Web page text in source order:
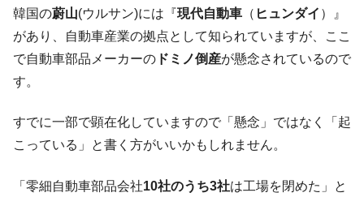
『Money1』
韓国大統領府ボンクラ政策室長が告発され
た ⇒ 国家が行った恐るべき株価操作であり、空前の国政壟
断
動」
『Money1』
中国だけが鉄鋼輸出を異常増加させる ⇒ 中
国の過剰生産が世界を蝕む。
種は全般的「不調」⇒ PSIが示す現況は決して良くない。
韓国の蔚山(ウルサン)には『現代自動車 （ ヒュンダイ ）』
があり、自動車産業の拠点として知られていますが、ここ
で自動車部品メーカーの ドミノ倒産が懸念されているので
す。
すでに一部で顕在化していますので「懸念」ではなく「起
こっている」と書く方がいいかもしれません。
「零細自動車部品会社10社のうち3社は工場を閉めた」と